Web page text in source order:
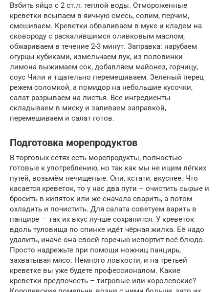
Взбить яйцо с 2 ст.л. теплой воды. Отмороженные
креветки всыпаем в яичную смесь, солим, перчим,
смешиваем. Креветки обваливаем в муке и кладем на
сковороду с раскалившимся оливковым маслом,
обжариваем в течение 2-3 минут. Заправка: нарубаем
огурцы кубиками, измельчаем лук, из половинки
лимона выжимаем сок, добавляем майонез, горчицу,
соус Чили и тщательно перемешиваем. Зеленый перец
режем соломкой, а помидор на небольшие кусочки,
салат разрываем на листья. Все ингредиенты
складываем в миску и заливаем заправкой,
перемешиваем и салат готов.
Подготовка морепродуктов
В торговых сетях есть морепродукты, полностью
готовые к употреблению, но так как мы не ищем лёгких
путей, возьмём нечищеные. Они, кстати, вкуснее. Что
касается креветок, то у нас два пути – очистить сырые и
бросить в кипяток или же сначала сварить, а потом
охладить и почистить. Для салата советуем варить в
панцире — так их вкус лучше сохранится. У креветок
вдоль туловища по спинке идёт чёрная жилка. Её надо
удалить, иначе она своей горечью испортит всё блюдо.
Просто надрежьте при помощи ножниц панцирь,
захватывая мясо. Немного ловкости, и на третьей
креветке вы уже будете профессионалом. Какие
креветки предпочесть – тигровые или королевские?